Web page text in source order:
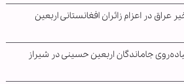
عراق در اعزام زائران افغانستانی اربعین
جاماندگان اربعین حسینی در شیراز